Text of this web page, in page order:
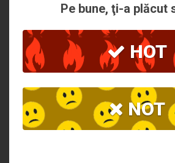
Pe bune, ţi-a plăcut
HOT
NOT